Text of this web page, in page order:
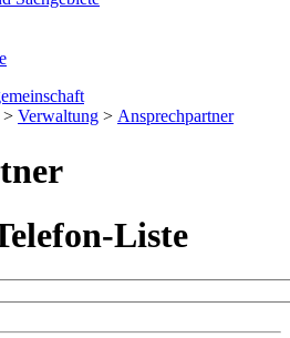
> Verwaltung > Ansprechpartner
Liste